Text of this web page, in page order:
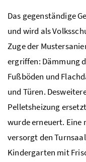
Das gegenständige
und wird als
Zuge der
ergriffen: Dämmung
Fußböden und
und Türen.
Pelletsheizung
wurde erneuert. Eine
versorgt den
Kindergarten mit